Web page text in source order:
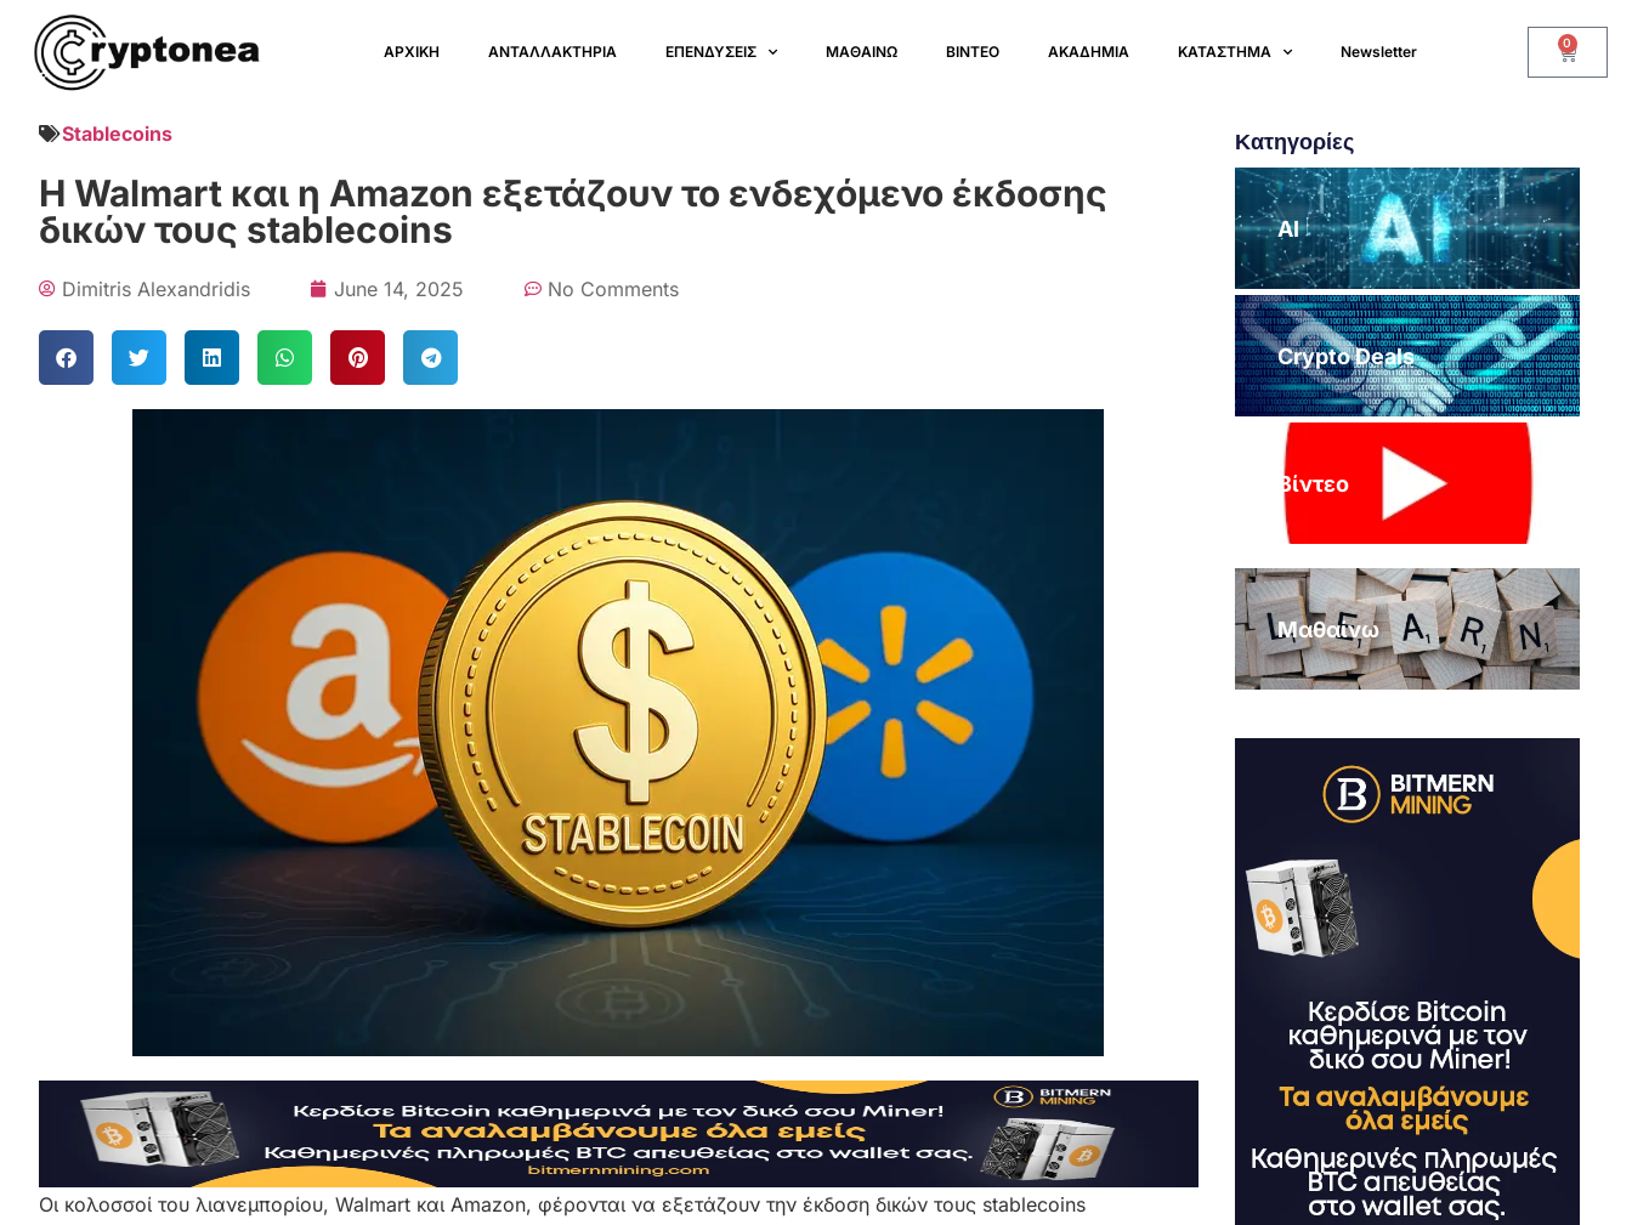
ΑΡΧΙΚΗ ΑΝΤΑΛΛΑΚΤΗΡΙΑ ΕΠΕΝΔΥΣΕΙΣ ΜΑΘΑΙΝΩ ΒΙΝΤΕΟ ΑΚΑΔΗΜΙΑ ΚΑΤΑΣΤΗΜΑ Newsletter 0
Stablecoins
Η Walmart και η Amazon εξετάζουν το ενδεχόμενο έκδοσης
δικών τους stablecoins
Dimitris Alexandridis June 14, 2025 No Comments
Οι κολοσσοί του λιανεμπορίου, Walmart και Amazon, φέρονται να εξετάζουν την έκδοση δικών τους stablecoins
Κατηγορίες
AI
Crypto Deals
Βίντεο
Μαθαίνω